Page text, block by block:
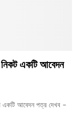
নিকট একটি আবেদন
আবেদন পত্র দেখব –